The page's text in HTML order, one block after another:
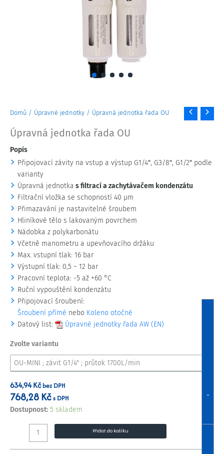
Domů / Úpravné jednotky / Úpravná jednotka řada OU
Úpravná jednotka řada OU
Popis
Připojovací závity na vstup a výstup G1/4″, G3/8″, G1/2″ podle
varianty
Úpravná jednotka s filtrací a zachytávačem kondenzátu
Filtrační vložka se schopností 40 μm
Přimazavání je nastavitelné šroubem
Hliníkové tělo s lakovaným povrchem
Nádobka z polykarbonátu
Včetně manometru a upevňovacího držáku
Max. vstupní tlak: 16 bar
Výstupní tlak: 0,5 ~ 12 bar
Pracovní teplota: -5 až +60 °C
Ruční vypouštění kondenzátu
Připojovací šroubení:
Šroubení přímé nebo Koleno otočné
Datový list:
Úpravné jednotky řada AW (EN)
Zvolte variantu
634,94Kčbez DPH
768,28Kč s DPH
Dostupnost: 5 skladem
-
Úpravná
řada
OU
množství
Přidat do košíku